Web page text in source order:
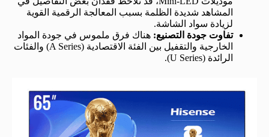
المشاهد شديدة الظلمة بسبب المعالجة الرقمية القوية
لزيادة سواد الشاشة.
تفاوت جودة التصنيع: هناك فرق ملموس في جودة المواد
الخارجية والتقفيل بين الفئة الاقتصادية (A Series) والفئات
الرائدة (U Series).